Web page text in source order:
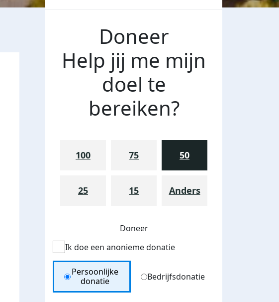
Doneer
Help jij me mijn
doel te
bereiken?
100 75 50
25 15 Anders
Doneer
Ik doe een anonieme donatie
Donation Type
Persoonlijke
donatie
Bedrijfsdonatie